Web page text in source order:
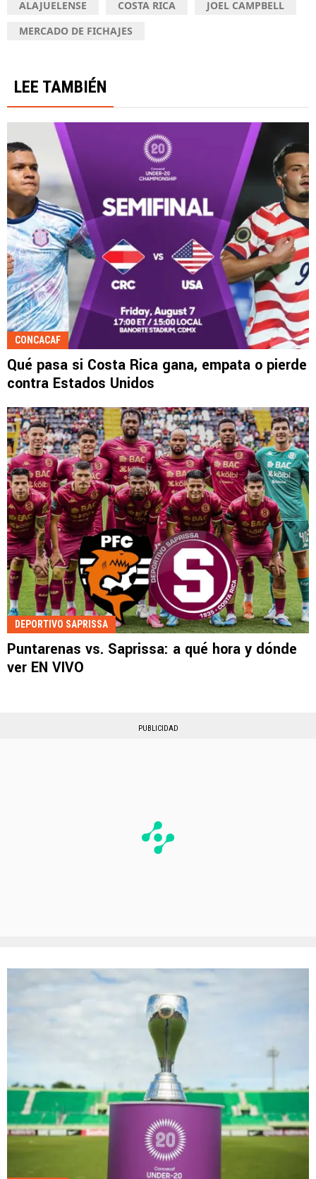
ALAJUELENSE COSTA RICA
JOEL CAMPBELL
MERCADO DE FICHAJES
LEE TAMBIÉN
CONCACAF
Qué pasa si Costa Rica gana, empata o pierde
contra Estados Unidos
DEPORTIVO SAPRISSA
Puntarenas vs. Saprissa: a qué hora y dónde
ver EN VIVO
PUBLICIDAD